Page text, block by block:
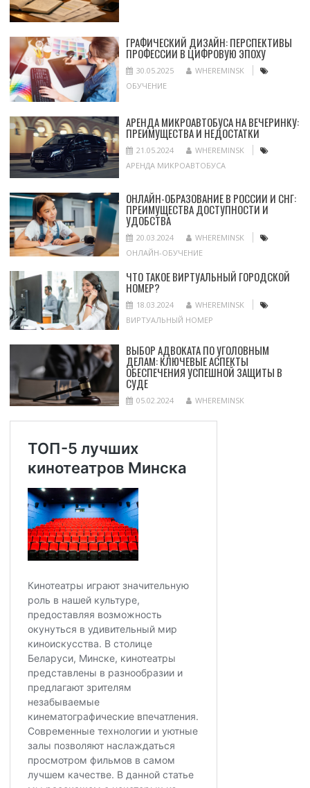
ГРАФИЧЕСКИЙ ДИЗАЙН: ПЕРСПЕКТИВЫ
ПРОФЕССИИ В ЦИФРОВУЮ ЭПОХУ
30.05.2025
WHEREMINSK
ОБУЧЕНИЕ
АРЕНДА МИКРОАВТОБУСА НА ВЕЧЕРИНКУ:
ПРЕИМУЩЕСТВА И НЕДОСТАТКИ
21.05.2024
WHEREMINSK
АРЕНДА МИКРОАВТОБУСА
ОНЛАЙН-ОБРАЗОВАНИЕ В РОССИИ И СНГ:
ПРЕИМУЩЕСТВА ДОСТУПНОСТИ И
УДОБСТВА
20.03.2024
WHEREMINSK
ОНЛАЙН-ОБУЧЕНИЕ
ЧТО ТАКОЕ ВИРТУАЛЬНЫЙ ГОРОДСКОЙ
НОМЕР?
18.03.2024
WHEREMINSK
ВИРТУАЛЬНЫЙ НОМЕР
ВЫБОР АДВОКАТА ПО УГОЛОВНЫМ
ДЕЛАМ: КЛЮЧЕВЫЕ АСПЕКТЫ
ОБЕСПЕЧЕНИЯ УСПЕШНОЙ ЗАЩИТЫ В
СУДЕ
05.02.2024 WHEREMINSK